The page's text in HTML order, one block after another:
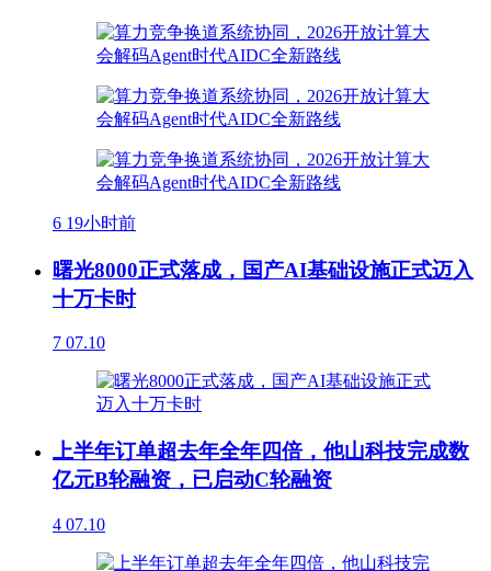
6 19小时前
曙光8000正式落成，国产AI基础设施正式迈入
十万卡时
7 07.10
上半年订单超去年全年四倍，他山科技完成数
亿元B轮融资，已启动C轮融资
4 07.10